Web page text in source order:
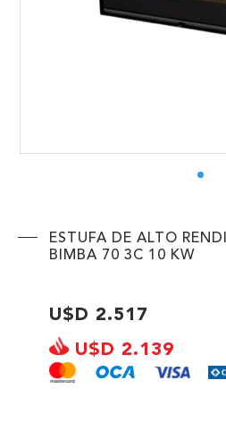
ESTUFA DE ALTO
BIMBA 70 3C 10 KW
U$D 2.517
U$D 2.139